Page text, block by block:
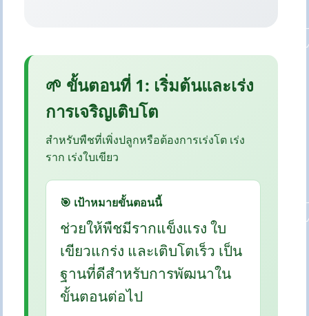
🌱 ขั้นตอนที่ 1: เริ่มต้นและเร่ง
การเจริญเติบโต
สำหรับพืชที่เพิ่งปลูกหรือต้องการเร่งโต เร่ง
ราก เร่งใบเขียว
🎯 เป้าหมายขั้นตอนนี้
ช่วยให้พืชมีรากแข็งแรง ใบ
เขียวแกร่ง และเติบโตเร็ว เป็น
ฐานที่ดีสำหรับการพัฒนาใน
ขั้นตอนต่อไป